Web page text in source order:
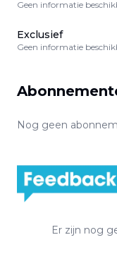
Geen informatie
Exclusief
Geen informatie
Nog geen
Er zijn nog